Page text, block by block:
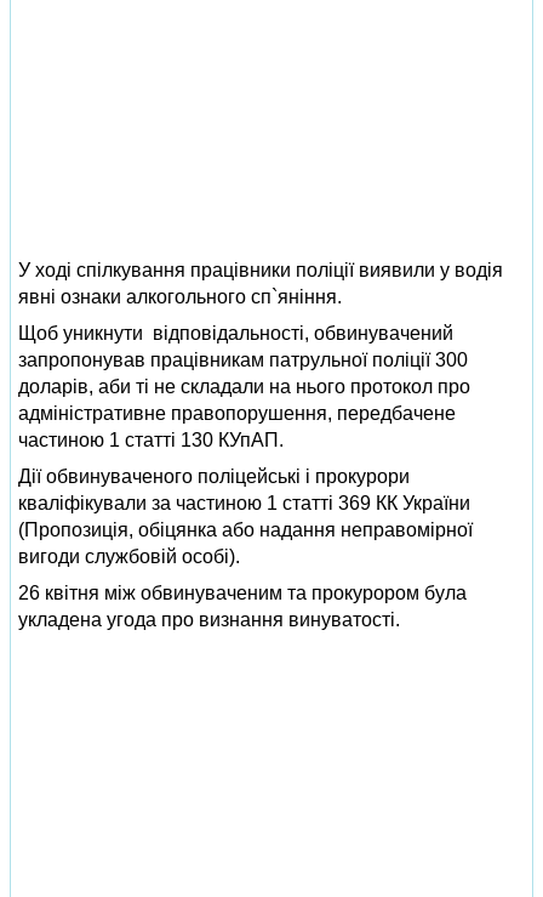
У ході спілкування працівники поліції виявили у водія
явні ознаки алкогольного сп`яніння.
Щоб уникнути відповідальності, обвинувачений
запропонував працівникам патрульної поліції 300
доларів, аби ті не складали на нього протокол про
адміністративне правопорушення, передбачене
частиною 1 статті 130 КУпАП.
Дії обвинуваченого поліцейські і прокурори
кваліфікували за частиною 1 статті 369 КК України
(Пропозиція, обіцянка або надання неправомірної
вигоди службовій особі).
26 квітня між обвинуваченим та прокурором була
укладена угода про визнання винуватості.